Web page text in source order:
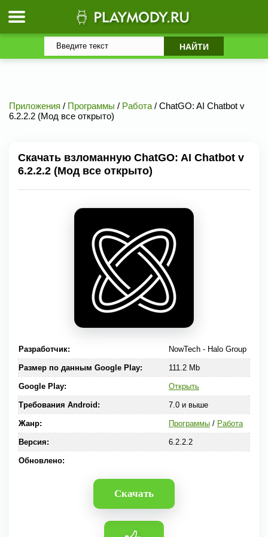
Приложения / Программы / Работа / ChatGO: AI Chatbot v
6.2.2.2 (Мод все открыто)
Скачать взломанную ChatGO: AI Chatbot v
6.2.2.2 (Мод все открыто)
Разработчик: NowTech - Halo Group
Размер по данным Google Play: 111.2 Mb
Google Play: Открыть
Требования Android: 7.0 и выше
Жанр: Программы/ Работа
Версия: 6.2.2.2
Обновлено:
Скачать